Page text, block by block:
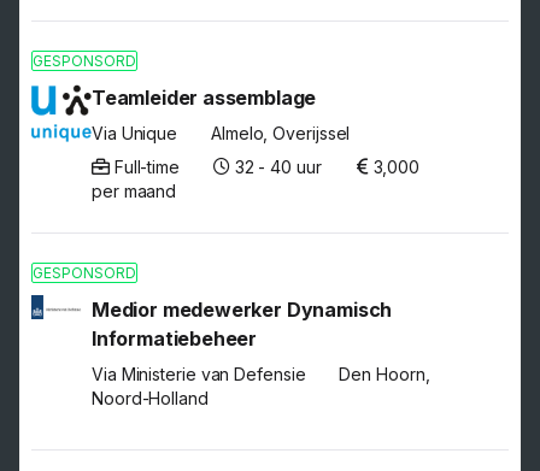
GESPONSORD
Teamleider assemblage
Via Unique
Almelo, Overijssel
Full-time
32 - 40 uur
3,000
per maand
GESPONSORD
Medior medewerker Dynamisch
Informatiebeheer
Via Ministerie van Defensie
Den Hoorn,
Noord-Holland